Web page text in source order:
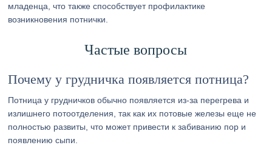
младенца, что также способствует профилактике
возникновения потнички.
Частые вопросы
Почему у грудничка появляется потница?
Потница у грудничков обычно появляется из-за перегрева и
излишнего потоотделения, так как их потовые железы еще не
полностью развиты, что может привести к забиванию пор и
появлению сыпи.